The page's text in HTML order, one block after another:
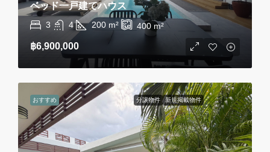
ベッド一戸建てハウス
3 4 200 m² 400 m²
฿6,900,000
おすすめ 分譲物件 新規掲載物件